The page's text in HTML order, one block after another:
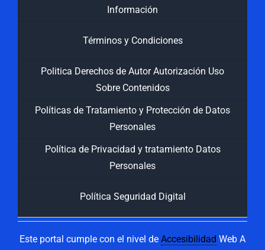
Información
Términos y Condiciones
Politica Derechos de Autor Autorización Uso
Sobre Contenidos
Políticas de Tratamiento y Protección de Datos
Personales
Política de Privacidad y tratamiento Datos
Personales
Política Seguridad Digital
Este portal cumple con el nivel de Accesibilidad Web A